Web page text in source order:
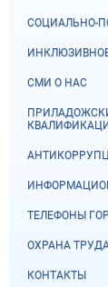
СОЦИАЛЬНО-
СМИ О НАС
ТЕЛЕФОНЫ
ОХРАНА
КОНТАКТЫ